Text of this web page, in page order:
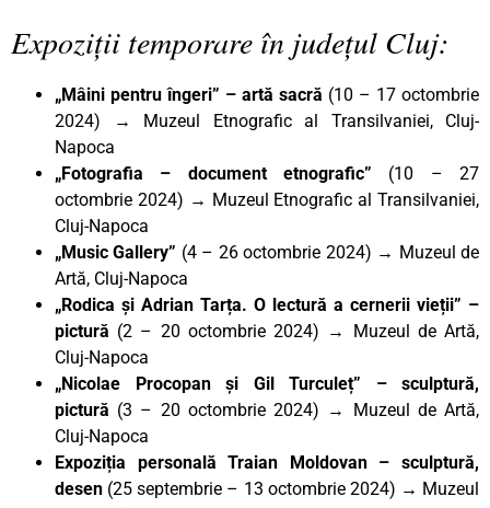
Expoziții temporare în județul Cluj:
„Mâini pentru îngeri” – artă sacră (10 – 17 octombrie
2024) → Muzeul Etnografic al Transilvaniei, Cluj-
Napoca
„Fotografia – document etnografic” (10 – 27
octombrie 2024) → Muzeul Etnografic al Transilvaniei,
Cluj-Napoca
„Music Gallery” (4 – 26 octombrie 2024) → Muzeul de
Artă, Cluj-Napoca
„Rodica și Adrian Tarța. O lectură a cernerii vieții” –
pictură (2 – 20 octombrie 2024) → Muzeul de Artă,
Cluj-Napoca
„Nicolae Procopan și Gil Turculeț” – sculptură,
pictură (3 – 20 octombrie 2024) → Muzeul de Artă,
Cluj-Napoca
Expoziția personală Traian Moldovan – sculptură,
desen (25 septembrie – 13 octombrie 2024) → Muzeul